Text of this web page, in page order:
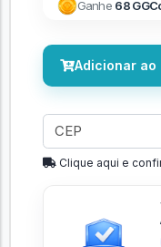
Ganhe 68
Adicionar ao
Clique aqui e